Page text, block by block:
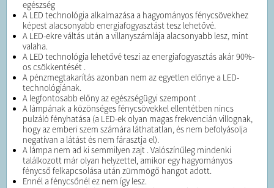
egészség
A LED technológia alkalmazása a hagyományos fénycsövekhez
képest alacsonyabb energiafogyasztást tesz lehetővé.
A LED-ekre váltás után a villanyszámlája alacsonyabb lesz, mint
valaha.
A LED technológia lehetővé teszi az energiafogyasztás akár 90%-
os csökkentését .
A pénzmegtakarítás azonban nem az egyetlen előnye a LED-
technológiának.
A legfontosabb előny az egészségügyi szempont .
A lámpának a közönséges fénycsövekkel ellentétben nincs
pulzáló fényhatása (a LED-ek olyan magas frekvencián villognak,
hogy az emberi szem számára láthatatlan, és nem befolyásolja
negatívan a látást és nem fárasztja el).
A lámpa nem ad ki semmilyen zajt . Valószínűleg mindenki
találkozott már olyan helyzettel, amikor egy hagyományos
fénycső felkapcsolása után zümmögő hangot adott.
Ennél a fénycsőnél ez nem így lesz.